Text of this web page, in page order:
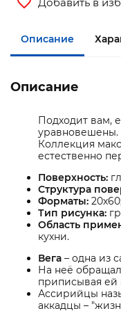
Описание
Описание
Подходит вам,
уравновешены.
Коллекция
естественно
Поверхность:
Структура
Форматы:
Тип рисунка:
Область
кухни.
Вега – одна из
На неё
приписывая ей
Ассирийцы
аккадцы –